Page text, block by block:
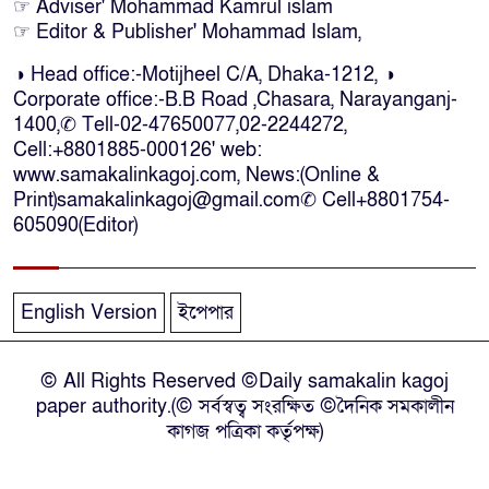
লাশ আনা’সহ পূর্ণ সহায়তার আশ্বাস
ইউএনও’র
কক্সবাজারে কোস্টগার্ডের অভিযানে
দেশীয় মদসহ আটক-৪
দক্ষিণ আফ্রিকায় দোকানে আগুন, ৬
বাংলাদেশি নিহত
নারায়ণগঞ্জের মানবিক ডিসি
☞ Adviser' Mohammad Kamrul islam
☞ Editor & Publisher' Mohammad Islam,
◑ Head office:-Motijheel C/A, Dhaka-1212, ◑
Corporate office:-B.B Road ,Chasara, Narayanganj-
1400,✆ Tell-02-47650077,02-2244272,
Cell:+8801885-000126' web:
www.samakalinkagoj.com, News:(Online &
Print)samakalinkagoj@gmail.com✆ Cell+8801754-
605090(Editor)
English Version ইপেপার
© All Rights Reserved ©Daily samakalin kagoj
paper authority.(© সর্বস্বত্ব সংরক্ষিত ©দৈনিক সমকালীন
কাগজ পত্রিকা কর্তৃপক্ষ)